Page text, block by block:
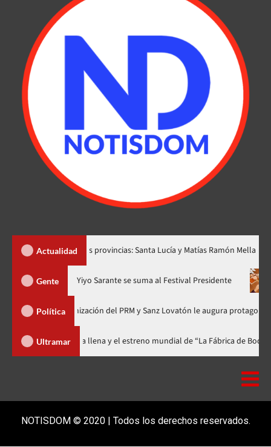
Actualidad
dos nuevas provincias: Santa Lucía y Matías Ramón Mella
Gente
nuevo horario Yiyo Sarante se suma al Festival
Política
de Organización del PRM y Sanz Lovatón le augura protagonismo político
Ultramar
celebra 15 años con una gala a casa llena y el estreno mundial de “La
NOTISDOM © 2020 | Todos los derechos reservados.